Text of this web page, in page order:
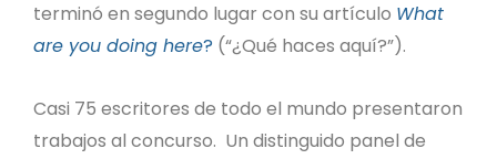
terminó en segundo lugar con su artículo What
are you doing here? (“¿Qué haces aquí?”).
Casi 75 escritores de todo el mundo presentaron
trabajos al concurso. Un distinguido panel de